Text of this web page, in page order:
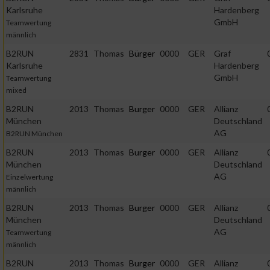
Karlsruhe
Teamwertung
männlich
Hardenberg
GmbH
B2RUN
Karlsruhe
Teamwertung
mixed
2831 Thomas Bürger 0000 GER
Graf
Hardenberg
GmbH
B2RUN
München
B2RUN München
2013 Thomas Burger 0000 GER
Allianz
Deutschland
AG
B2RUN
München
Einzelwertung
männlich
2013 Thomas Burger 0000 GER
Allianz
Deutschland
AG
B2RUN
München
Teamwertung
männlich
2013 Thomas Burger 0000 GER
Allianz
Deutschland
AG
B2RUN
2013 Thomas Burger 0000 GER
Allianz
Messung der Performance von Inhalten
Analyse von Zielgruppen durch Statistiken oder
von Daten aus verschiedenen Quellen
Verwendung reduzierter Daten zur Auswahl von Inhalten
IAB-Besonderheiten:
Verwendung genauer Standortdaten
Geräte anhand von aktiv angeforderten Informationen
identifizieren